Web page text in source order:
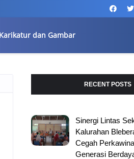
Karikatur dan Gambar
RECENT POSTS
Sinergi Lintas
Kalurahan
Cegah
Generasi